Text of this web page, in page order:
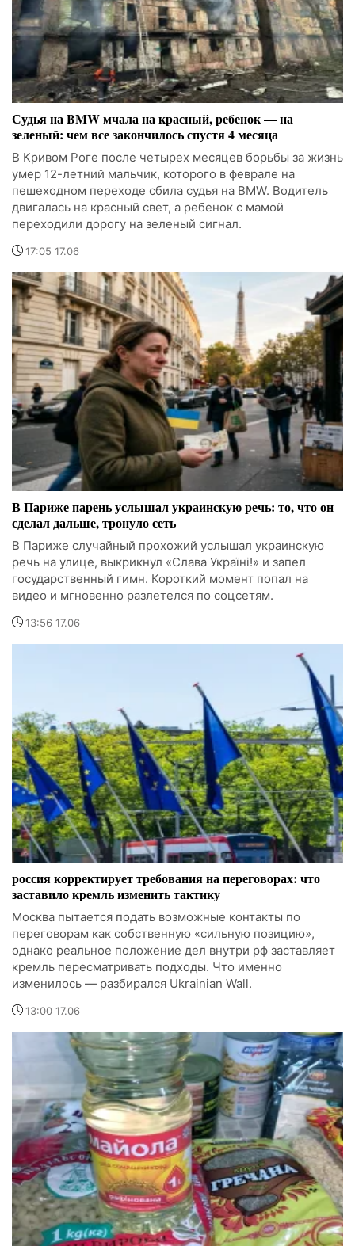
Судья на BMW мчала на красный, ребенок — на
зеленый: чем все закончилось спустя 4 месяца
В Кривом Роге после четырех месяцев борьбы за жизнь
умер 12-летний мальчик, которого в феврале на
пешеходном переходе сбила судья на BMW. Водитель
двигалась на красный свет, а ребенок с мамой
переходили дорогу на зеленый сигнал.
17:05 17.06
В Париже парень услышал украинскую речь: то, что он
сделал дальше, тронуло сеть
В Париже случайный прохожий услышал украинскую
речь на улице, выкрикнул «Слава Україні!» и запел
государственный гимн. Короткий момент попал на
видео и мгновенно разлетелся по соцсетям.
13:56 17.06
россия корректирует требования на переговорах: что
заставило кремль изменить тактику
Москва пытается подать возможные контакты по
переговорам как собственную «сильную позицию»,
однако реальное положение дел внутри рф заставляет
кремль пересматривать подходы. Что именно
изменилось — разбирался Ukrainian Wall.
13:00 17.06